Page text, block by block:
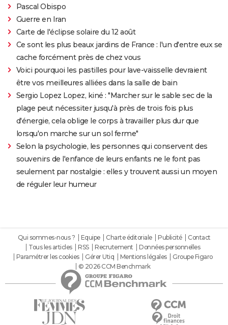
Pascal Obispo
Guerre en Iran
Carte de l'éclipse solaire du 12 août
Ce sont les plus beaux jardins de France : l'un d'entre eux se
cache forcément près de chez vous
Voici pourquoi les pastilles pour lave-vaisselle devraient
être vos meilleures alliées dans la salle de bain
Sergio Lopez Lopez, kiné : "Marcher sur le sable sec de la
plage peut nécessiter jusqu'à près de trois fois plus
d'énergie, cela oblige le corps à travailler plus dur que
lorsqu'on marche sur un sol ferme"
Selon la psychologie, les personnes qui conservent des
souvenirs de l'enfance de leurs enfants ne le font pas
seulement par nostalgie : elles y trouvent aussi un moyen
de réguler leur humeur
Qui sommes-nous ? Equipe Charte éditoriale Publicité
Contact
Tous les articles
RSS Recrutement
Données personnelles
Paramétrer les cookies
Gérer Utiq Mentions légales
Groupe Figaro
© 2026 CCM Benchmark